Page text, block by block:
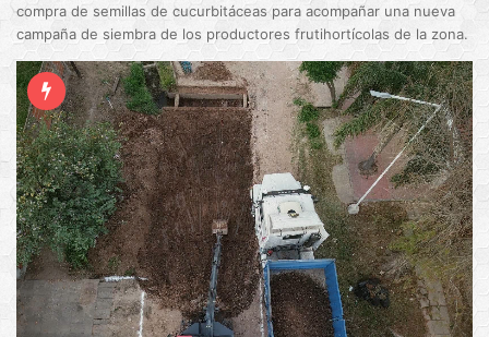
compra de semillas de cucurbitáceas para acompañar una nueva
campaña de siembra de los productores frutihortícolas de la zona.